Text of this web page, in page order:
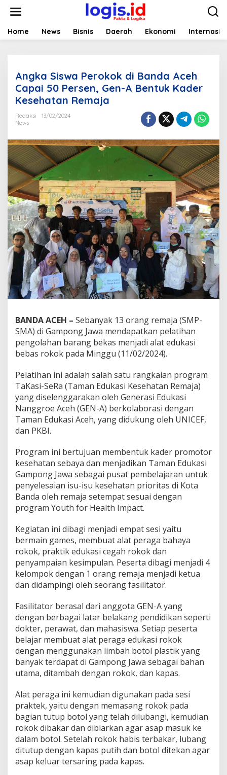
t
Home News Bisnis Daerah Ekonomi
Angka Siswa Perokok di Banda Aceh
Capai 50 Persen, Gen-A Bentuk Kader
Kesehatan Remaja
Redaksi
13/02/2024
News
BANDA ACEH – Sebanyak 13 orang remaja (SMP-
SMA) di Gampong Jawa mendapatkan pelatihan
pengolahan barang bekas menjadi alat edukasi
bebas rokok pada Minggu (11/02/2024).
Pelatihan ini adalah salah satu rangkaian program
TaKasi-SeRa (Taman Edukasi Kesehatan Remaja)
yang diselenggarakan oleh Generasi Edukasi
Nanggroe Aceh (GEN-A) berkolaborasi dengan
Taman Edukasi Aceh, yang didukung oleh UNICEF,
dan PKBI.
Program ini bertujuan membentuk kader promotor
kesehatan sebaya dan menjadikan Taman Edukasi
Gampong Jawa sebagai pusat pembelajaran untuk
penyelesaian isu-isu kesehatan prioritas di Kota
Banda oleh remaja setempat sesuai dengan
program Youth for Health Impact.
Kegiatan ini dibagi menjadi empat sesi yaitu
bermain games, membuat alat peraga bahaya
rokok, praktik edukasi cegah rokok dan
penyampaian kesimpulan. Peserta dibagi menjadi 4
kelompok dengan 1 orang remaja menjadi ketua
dan didampingi oleh seorang fasilitator.
Fasilitator berasal dari anggota GEN-A yang
dengan berbagai latar belakang pendidikan seperti
dokter, perawat, dan mahasiswa. Setiap peserta
belajar membuat alat peraga edukasi rokok
dengan menggunakan limbah botol plastik yang
banyak terdapat di Gampong Jawa sebagai bahan
utama, ditambah dengan rokok, dan kapas.
Alat peraga ini kemudian digunakan pada sesi
praktek, yaitu dengan memasang rokok pada
bagian tutup botol yang telah dilubangi, kemudian
rokok dibakar dan dibiarkan agar asap masuk ke
dalam botol. Setelah rokok habis terbakar, lubang
ditutup dengan kapas putih dan botol ditekan agar
asap keluar tersaring pada kapas.